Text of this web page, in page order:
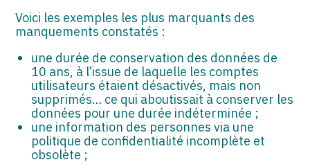
Voici les exemples les plus marquants des
manquements constatés :
une durée de conservation des données de
10 ans, à l’issue de laquelle les comptes
utilisateurs étaient désactivés, mais non
supprimés… ce qui aboutissait à conserver les
données pour une durée indéterminée ;
une information des personnes via une
politique de confidentialité incomplète et
obsolète ;